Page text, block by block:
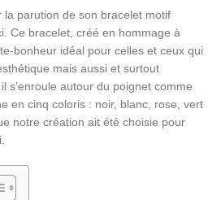
la parution de son bracelet motif
Ce bracelet, créé en hommage à
bonheur idéal pour celles et ceux qui
mais aussi et surtout
s’enroule autour du poignet comme
en cinq coloris : noir, blanc, rose, vert
notre création ait été choisie pour